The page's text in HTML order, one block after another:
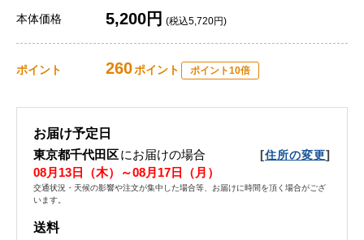
本体価格 5,200円 (税込5,720円)
ポイント 260ポイント ポイント10倍
お届け予定日
東京都千代田区にお届けの場合 [住所の変更]
08月13日（木）～08月17日（月）
交通状況・天候の影響や注文が集中した場合等、お届けに時間を頂く場合がござ
います。
送料